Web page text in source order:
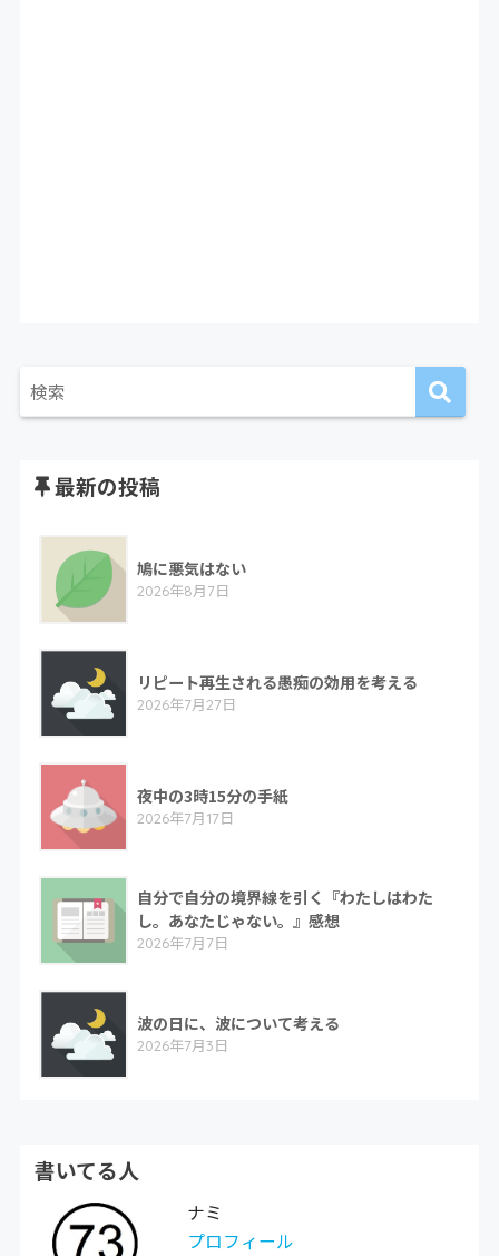
最新の投稿
鳩に悪気はない
2026年8月7日
リピート再生される愚痴の効用を考える
2026年7月27日
夜中の3時15分の手紙
2026年7月17日
自分で自分の境界線を引く『わたしはわた
し。あなたじゃない。』感想
2026年7月7日
波の日に、波について考える
2026年7月3日
書いてる人
ナミ
プロフィール